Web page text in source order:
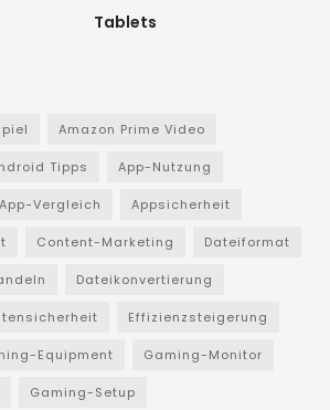
Tablets
Amazon Prime Video
Tipps App-Nutzung
App-Vergleich Appsicherheit
Content-Marketing Dateiformat
Dateikonvertierung
Effizienzsteigerung
Equipment Gaming-Monitor
Gaming-Setup